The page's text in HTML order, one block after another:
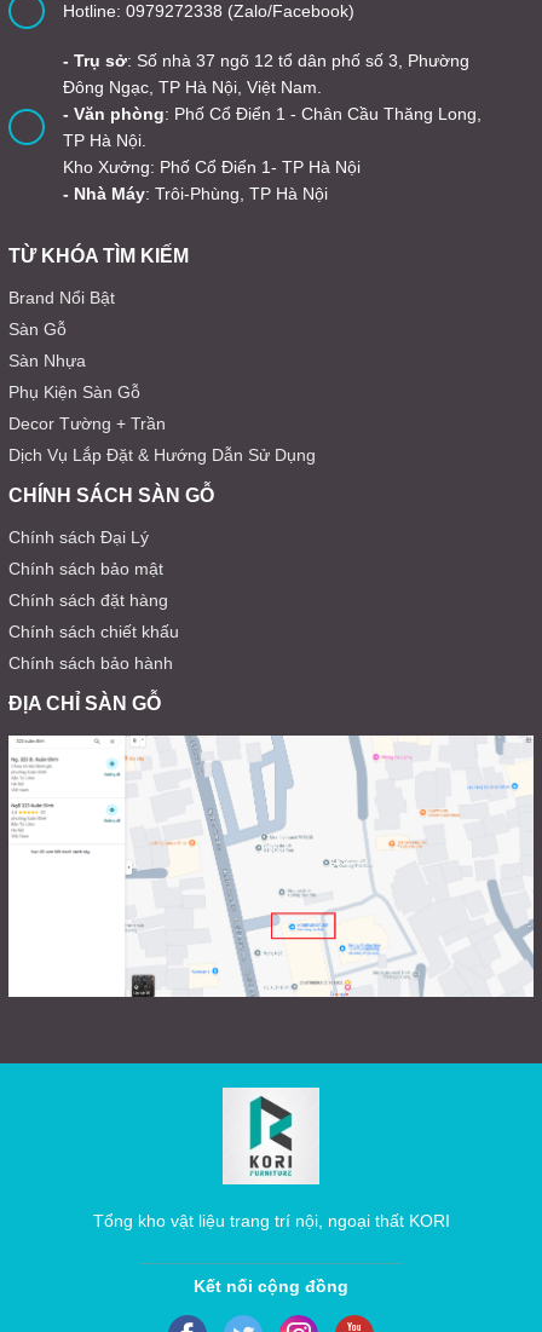
Hotline: 0979272338 (Zalo/Facebook)
- Trụ sở: Số nhà 37 ngõ 12 tổ dân phố số 3, Phường
Đông Ngạc, TP Hà Nội, Việt Nam.
- Văn phòng: Phố Cổ Điển 1 - Chân Cầu Thăng Long,
TP Hà Nội.
Kho Xưởng: Phố Cổ Điển 1- TP Hà Nội
- Nhà Máy: Trôi-Phùng, TP Hà Nội
TỪ KHÓA TÌM KIẾM
Brand Nổi Bật
Sàn Gỗ
Sàn Nhựa
Phụ Kiện Sàn Gỗ
Decor Tường + Trần
Dịch Vụ Lắp Đặt & Hướng Dẫn Sử Dụng
CHÍNH SÁCH SÀN GỖ
Chính sách Đại Lý
Chính sách bảo mật
Chính sách đặt hàng
Chính sách chiết khấu
Chính sách bảo hành
ĐỊA CHỈ SÀN GỖ
Tổng kho vật liệu trang trí nội, ngoại thất KORI
Kết nối cộng đồng